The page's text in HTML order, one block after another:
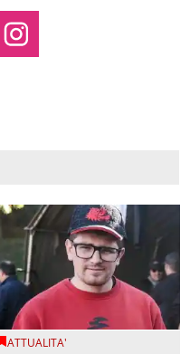
ATTUALITA'